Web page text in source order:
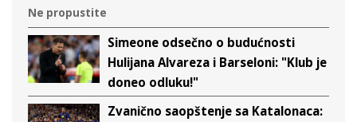
Ne propustite
Simeone odsečno o budućnosti
Hulijana Alvareza i Barseloni: "Klub je
doneo odluku!"
Zvanično saopštenje sa Katalonaca: